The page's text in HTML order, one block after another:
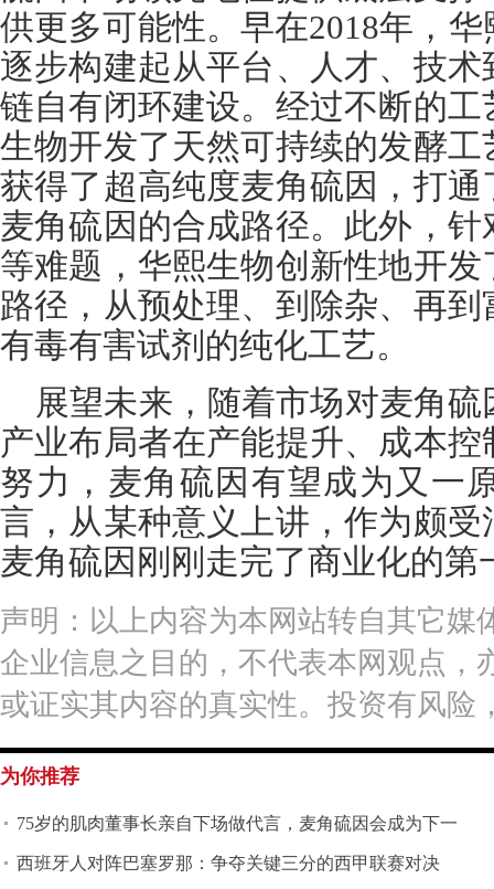
供更多可能性。早在2018年，
逐步构建起从平台、人才、技
链自有闭环建设。经过不断的
生物开发了天然可持续的发酵
获得了超高纯度麦角硫因，打
麦角硫因的合成路径。此外，
等难题，华熙生物创新性地开
路径，从预处理、到除杂、再
有毒有害试剂的纯化工艺。
展望未来，随着市场对麦角
产业布局者在产能提升、成本
努力，麦角硫因有望成为又一
言，从某种意义上讲，作为颇
麦角硫因刚刚走完了商业化的第
声明：以上内容为本网站转自其它媒
企业信息之目的，不代表本网观点，
或证实其内容的真实性。投资有风险
为你推荐
75岁的肌肉董事长亲自下场做代言，麦角硫因会成为下一
西班牙人对阵巴塞罗那：争夺关键三分的西甲联赛对决